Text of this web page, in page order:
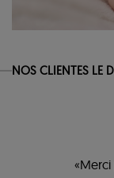
NOS CLIENTES LE